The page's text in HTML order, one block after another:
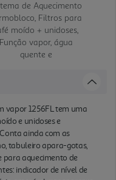
de Aquecimento
Filtros para
moído + unidoses,
Função vapor, água
quente e
vapor 1256FL tem uma
e unidoses e
ainda com as
tabuleiro apara-gotas,
para aquecimento de
indicador de nível de